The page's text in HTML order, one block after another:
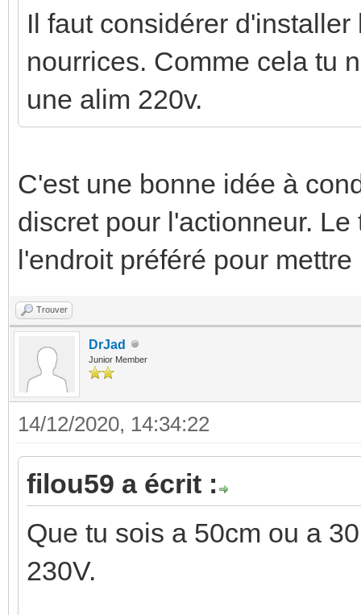
Il faut considérer
nourrices. Comme cela tu
une alim 220v.
C'est une bonne idée à
discret pour l'actionneur.
l'endroit préféré pour
Trouver
DrJad
Junior Member
14/12/2020, 14:34:22
filou59 a écrit :
Que tu sois a 50cm ou a
230V.